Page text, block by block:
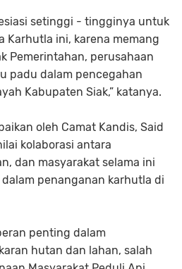
setinggi - tingginya untuk
Karhutla ini, karena memang
Pemerintahan, perusahaan
padu dalam pencegahan
Kabupaten Siak,” katanya.
oleh Camat Kandis, Said
kolaborasi antara
dan masyarakat selama ini
penanganan karhutla di
penting dalam
hutan dan lahan, salah